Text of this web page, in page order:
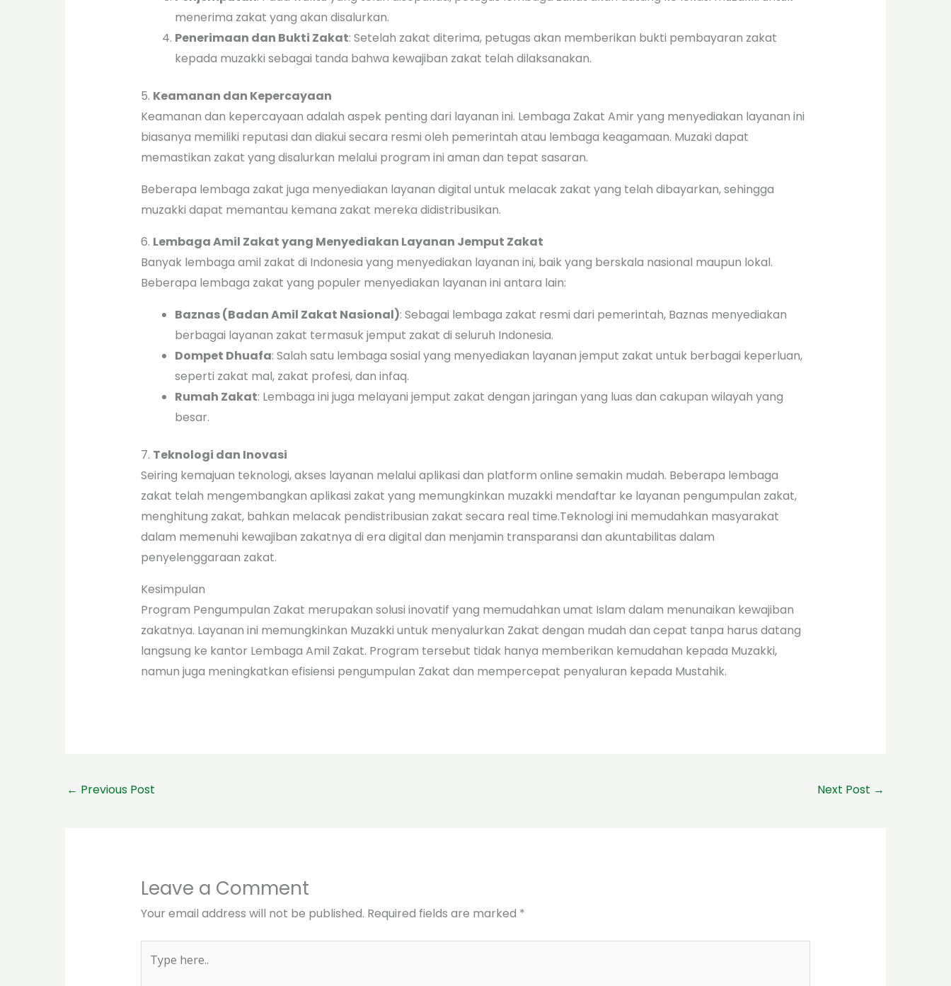
menerima zakat yang akan disalurkan.
Penerimaan dan Bukti Zakat: Setelah zakat diterima, petugas akan memberikan bukti pembayaran zakat
kepada muzakki sebagai tanda bahwa kewajiban zakat telah dilaksanakan.
5. Keamanan dan Kepercayaan
Keamanan dan kepercayaan adalah aspek penting dari layanan ini. Lembaga Zakat Amir yang menyediakan layanan ini
biasanya memiliki reputasi dan diakui secara resmi oleh pemerintah atau lembaga keagamaan. Muzaki dapat
memastikan zakat yang disalurkan melalui program ini aman dan tepat sasaran.
Beberapa lembaga zakat juga menyediakan layanan digital untuk melacak zakat yang telah dibayarkan, sehingga
muzakki dapat memantau kemana zakat mereka didistribusikan.
6. Lembaga Amil Zakat yang Menyediakan Layanan Jemput Zakat
Banyak lembaga amil zakat di Indonesia yang menyediakan layanan ini, baik yang berskala nasional maupun lokal.
Beberapa lembaga zakat yang populer menyediakan layanan ini antara lain:
Baznas (Badan Amil Zakat Nasional): Sebagai lembaga zakat resmi dari pemerintah, Baznas menyediakan
berbagai layanan zakat termasuk jemput zakat di seluruh Indonesia.
Dompet Dhuafa: Salah satu lembaga sosial yang menyediakan layanan jemput zakat untuk berbagai keperluan,
seperti zakat mal, zakat profesi, dan infaq.
Rumah Zakat: Lembaga ini juga melayani jemput zakat dengan jaringan yang luas dan cakupan wilayah yang
besar.
7. Teknologi dan Inovasi
Seiring kemajuan teknologi, akses layanan melalui aplikasi dan platform online semakin mudah. Beberapa lembaga
zakat telah mengembangkan aplikasi zakat yang memungkinkan muzakki mendaftar ke layanan pengumpulan zakat,
menghitung zakat, bahkan melacak pendistribusian zakat secara real time.Teknologi ini memudahkan masyarakat
dalam memenuhi kewajiban zakatnya di era digital dan menjamin transparansi dan akuntabilitas dalam
penyelenggaraan zakat.
Kesimpulan
Program Pengumpulan Zakat merupakan solusi inovatif yang memudahkan umat Islam dalam menunaikan kewajiban
zakatnya. Layanan ini memungkinkan Muzakki untuk menyalurkan Zakat dengan mudah dan cepat tanpa harus datang
langsung ke kantor Lembaga Amil Zakat. Program tersebut tidak hanya memberikan kemudahan kepada Muzakki,
namun juga meningkatkan efisiensi pengumpulan Zakat dan mempercepat penyaluran kepada Mustahik.
← Previous Post Next Post →
Leave a Comment
Your email address will not be published. Required fields are marked *
here..